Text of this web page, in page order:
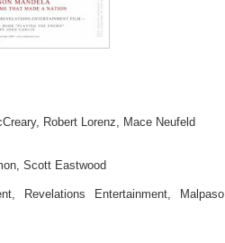
Robert Lorenz, Mace Neufeld
Scott Eastwood
Revelations Entertainment, Malpaso